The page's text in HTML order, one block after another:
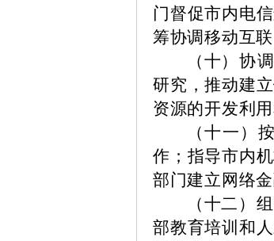
门督促市内电
筹协调移动互联
（十）协
研究，推动建
资源的开发利用
（十一 ）按
作；指导市内
部门建立网络
（十二 ）组
部教育培训和